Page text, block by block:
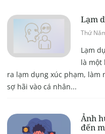
Lạm
Thứ
Lạm
là một
ra lạm dụng xúc phạm, làm
sợ hãi vào cá nhân...
Ảnh
đến